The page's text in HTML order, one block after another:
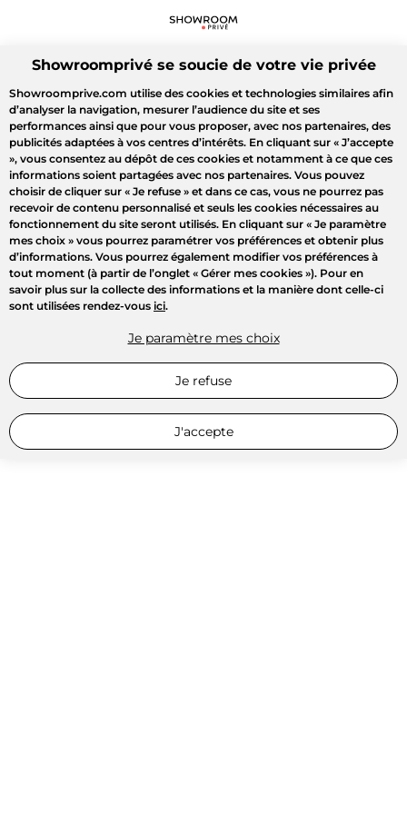
Showroomprivé se soucie de votre vie privée
Showroomprive.com utilise des cookies et technologies similaires afin
d’analyser la navigation, mesurer l’audience du site et ses
performances ainsi que pour vous proposer, avec nos partenaires, des
publicités adaptées à vos centres d’intérêts. En cliquant sur « J’accepte
», vous consentez au dépôt de ces cookies et notamment à ce que ces
informations soient partagées avec nos partenaires. Vous pouvez
choisir de cliquer sur « Je refuse » et dans ce cas, vous ne pourrez pas
recevoir de contenu personnalisé et seuls les cookies nécessaires au
fonctionnement du site seront utilisés. En cliquant sur « Je paramètre
mes choix » vous pourrez paramétrer vos préférences et obtenir plus
d’informations. Vous pourrez également modifier vos préférences à
tout moment (à partir de l’onglet « Gérer mes cookies »). Pour en
savoir plus sur la collecte des informations et la manière dont celle-ci
sont utilisées rendez-vous ici.
Je paramètre mes choix
Je refuse
J'accepte